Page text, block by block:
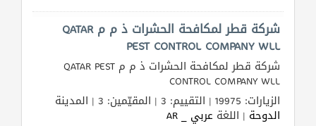
شركة قطر لمكافحة الحشرات ذ م م QATAR
PEST CONTROL COMPANY WLL
شركة قطر لمكافحة الحشرات ذ م م QATAR PEST
CONTROL COMPANY WLL
الزيارات: 19975 | التقييم: 3 | المقيّمين: 3 | المدينة
الدوحة | اللغة عربي _ AR